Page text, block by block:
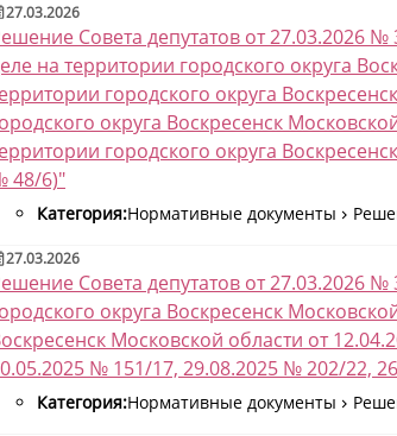
27.03.2026
Совета депутатов от 27.03.2026
на территории городского округа
городского округа
округа Воскресенск
городского округа
48/6)"
Категория:Нормативные документы
27.03.2026
Совета депутатов от 27.03.2026
округа Воскресенск
Московской области от
№ 151/17, 29.08.2025 № 202/22,
Категория:Нормативные документы